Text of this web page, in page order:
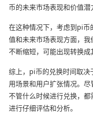
币的未来市场表现和价值潜
在这种情况下，考虑到pi
值和未来市场表现方面，
不断缩短，可能出现转换成
综上，pi币的兑换时间取
用场景和用户扩张情况。
不管什么时候进行兑换，
进行仔细评估和分析。